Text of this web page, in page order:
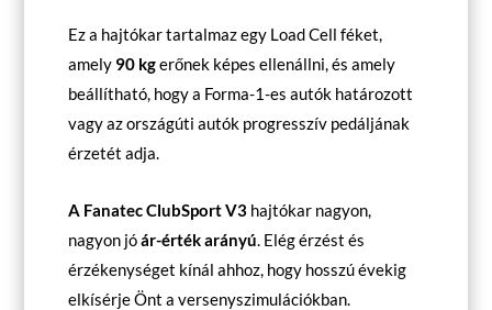
Ez a hajtókar tartalmaz egy Load Cell féket,
amely 90 kgerőnek képes ellenállni, és amely
beállítható, hogy a Forma-1-es autók határozott
vagy az országúti autók progresszív pedáljának
érzetét adja.
A Fanatec ClubSport V3 hajtókar nagyon,
nagyon jóár-érték arányú. Elég érzést és
érzékenységet kínál ahhoz, hogy hosszú évekig
elkísérje Önt a versenyszimulációkban.